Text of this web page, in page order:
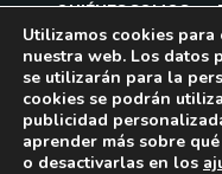
QUIÉNES SOMOS
AVISO LEGAL
POLÍTICA DE
POLÍTICA DE
Utilizamos cookies
nuestra web. Los datos
se utilizarán para la
cookies se podrán
publicidad
aprender más sobre
o desactivarlas en los